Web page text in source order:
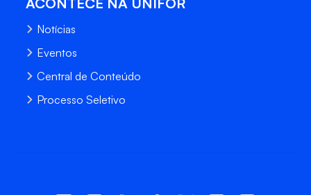
Notícias
Eventos
Central de Conteúdo
Processo Seletivo